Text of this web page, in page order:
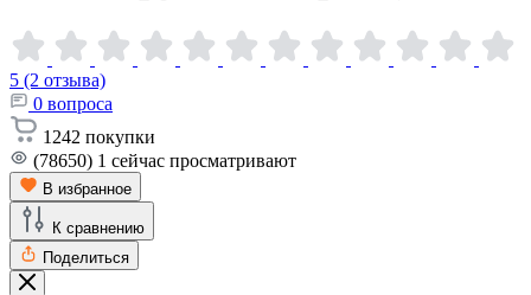
5 (2 отзыва)
0 вопроса
1242 покупки
(78650) 1 сейчас просматривают
В избранное
К сравнению
Поделиться